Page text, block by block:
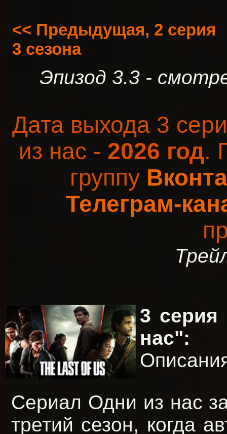
<< Предыдущая, 2 серия
3 сезона
Эпизод 3.3 -
Дата выхода 3
из нас - 2026 год.
группу
Телеграм-
3 серия
нас":
Сериал Одни из нас
третий сезон, когда